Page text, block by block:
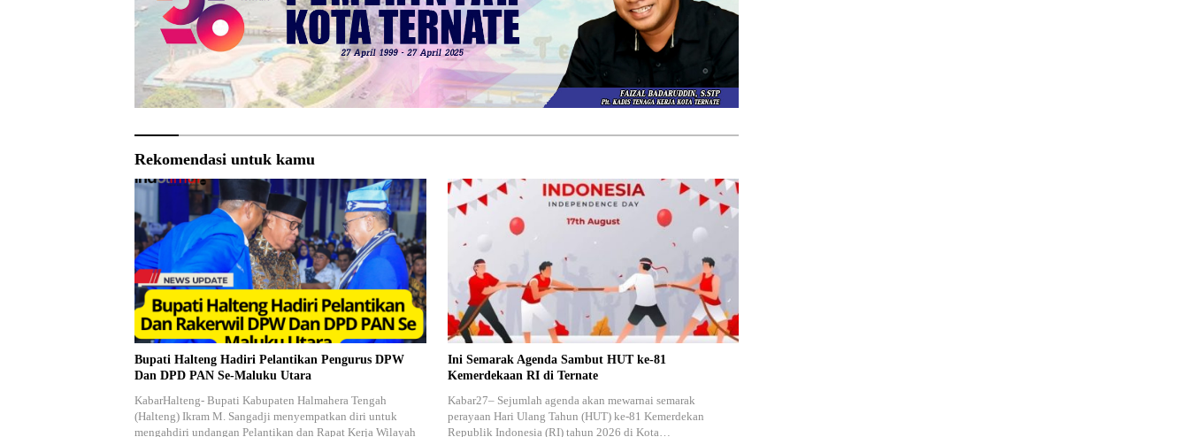
Rekomendasi untuk kamu
Bupati Halteng Hadiri Pelantikan Pengurus DPW
Dan DPD PAN Se-Maluku Utara
KabarHalteng- Bupati Kabupaten Halmahera Tengah
(Halteng) Ikram M. Sangadji menyempatkan diri untuk
mengahdiri undangan Pelantikan dan Rapat Kerja Wilayah
Ini Semarak Agenda Sambut HUT ke-81
Kemerdekaan RI di Ternate
Kabar27– Sejumlah agenda akan mewarnai semarak
perayaan Hari Ulang Tahun (HUT) ke-81 Kemerdekan
Republik Indonesia (RI) tahun 2026 di Kota…